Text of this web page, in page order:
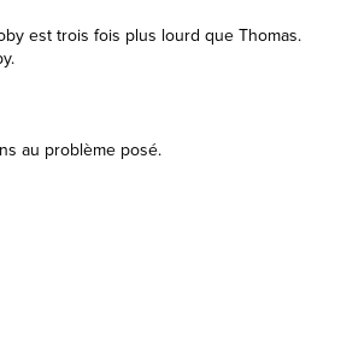
est trois fois plus lourd que Thomas.
au problème posé.